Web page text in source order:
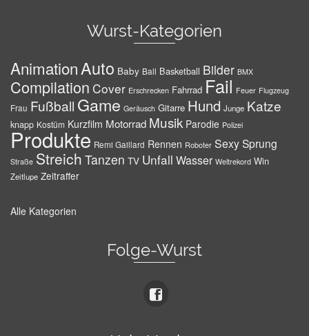
Wurst-Kategorien
AnimationAuto Baby Ball Basketball Bilder BMX
Compilation Cover Erschrecken Fahrrad Fail Feuer Flugzeug
Frau Fußball Game Geräusch Gitarre Hund Junge Katze
knapp Kostüm Kurzfilm Motorrad Musik Parodie Polizei
Produkte Remi Gaillard Rennen Roboter SexySprung
Straße Streich Tanzen TV Unfall Wasser Weltrekord Win
Zeitlupe Zeitraffer
Alle Kategorien
Folge-Wurst